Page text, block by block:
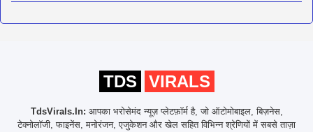
TDS VIRALS
TdsVirals.In: आपका भरोसेमंद न्यूज़ प्लेटफ़ॉर्म है, जो ऑटोमोबाइल, बिज़नेस,
टेक्नोलॉजी, फाइनेंस, मनोरंजन, एजुकेशन और खेल सहित विभिन्न श्रेणियों में सबसे ताज़ा